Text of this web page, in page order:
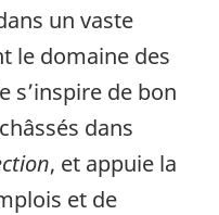
un vaste
le domaine des
s’inspire de bon
dans
, et appuie la
et de